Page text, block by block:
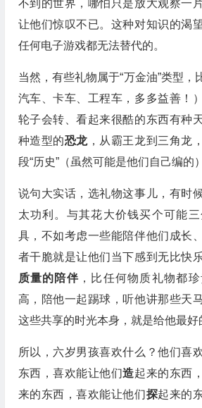
不到的世界，哪怕只是放大观察一
让他们惊叹不已。这种对知识的渴
任何电子游戏都无法替代的。
当然，有些礼物属于“万金油”类型，
汽车、卡车、工程车，多多益善！
轮子会转、看起来很酷的东西有种
种造型的恐龙，从霸王龙到三角龙
段“历史”（虽然可能是他们自己编的）
说句大实话，选礼物这事儿，有时
太功利。与其花大价钱买个可能
具，不如考虑一些能陪伴他们成长
者干脆就是让他们当下感到无比快
质量的陪伴 ，比任何物质礼物都
高，陪他一起踢球，听他讲那些天
这些共享的时光本身，就是给他最好
所以，六岁男孩喜欢什么？他们喜
东西，喜欢能让他们造起来的东西
来的东西，喜欢能让他们探起来的